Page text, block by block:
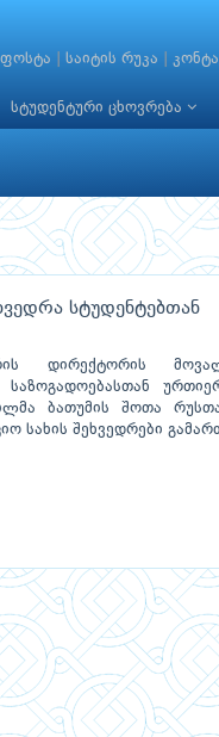
საიტის რუკა
სტუდენტური ცხოვრება
სტუდენტებთან
დირექტორის
ბათუმის შოთა
სახის შეხვედრები